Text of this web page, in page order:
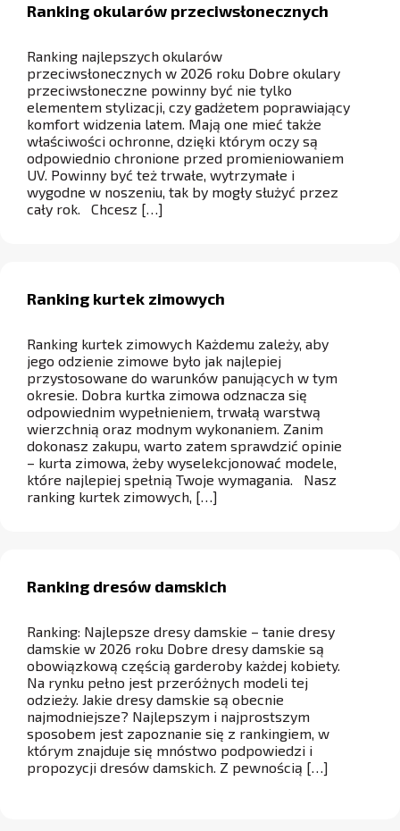
Ranking okularów przeciwsłonecznych
Ranking najlepszych okularów
przeciwsłonecznych w 2026 roku Dobre okulary
przeciwsłoneczne powinny być nie tylko
elementem stylizacji, czy gadżetem poprawiający
komfort widzenia latem. Mają one mieć także
właściwości ochronne, dzięki którym oczy są
odpowiednio chronione przed promieniowaniem
UV. Powinny być też trwałe, wytrzymałe i
wygodne w noszeniu, tak by mogły służyć przez
cały rok. Chcesz […]
Ranking kurtek zimowych
Ranking kurtek zimowych Każdemu zależy, aby
jego odzienie zimowe było jak najlepiej
przystosowane do warunków panujących w tym
okresie. Dobra kurtka zimowa odznacza się
odpowiednim wypełnieniem, trwałą warstwą
wierzchnią oraz modnym wykonaniem. Zanim
dokonasz zakupu, warto zatem sprawdzić opinie
– kurta zimowa, żeby wyselekcjonować modele,
które najlepiej spełnią Twoje wymagania. Nasz
ranking kurtek zimowych, […]
Ranking dresów damskich
Ranking: Najlepsze dresy damskie – tanie dresy
damskie w 2026 roku Dobre dresy damskie są
obowiązkową częścią garderoby każdej kobiety.
Na rynku pełno jest przeróżnych modeli tej
odzieży. Jakie dresy damskie są obecnie
najmodniejsze? Najlepszym i najprostszym
sposobem jest zapoznanie się z rankingiem, w
którym znajduje się mnóstwo podpowiedzi i
propozycji dresów damskich. Z pewnością […]